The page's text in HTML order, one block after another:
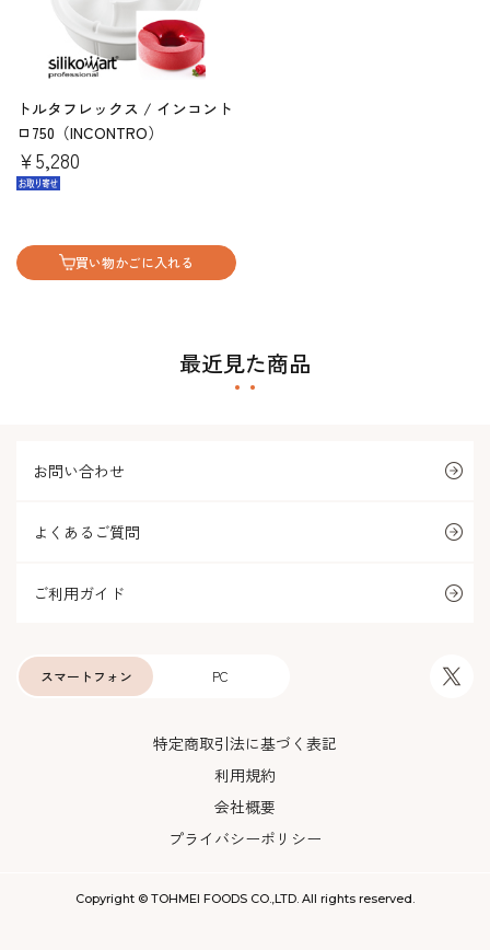
トルタフレックス / インコント
ロ750（INCONTRO）
￥5,280
買い物かごに入れる
最近見た商品
お問い合わせ
よくあるご質問
ご利用ガイド
PC
スマートフォン
特定商取引法に基づく表記
利用規約
会社概要
プライバシーポリシー
Copyright © TOHMEI FOODS CO.,LTD. All rights reserved.